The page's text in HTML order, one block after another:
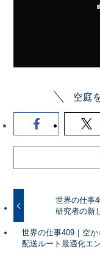
空庭
世界の仕事
研究者の新
世界の仕事409｜空
配送ルート最適化エ